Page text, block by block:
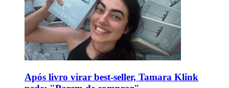
Após livro virar best-seller, Tamara Klink